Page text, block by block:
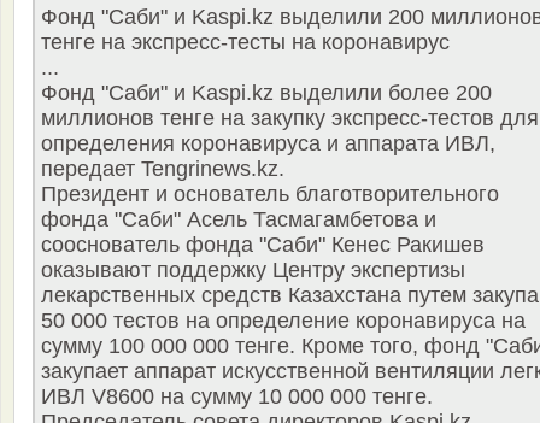
Фонд "Саби" и Kaspi.kz выделили 200
тенге на экспресс-тесты на коронавирус
...
Фонд "Саби" и Kaspi.kz выделили более 200
миллионов тенге на закупку экспресс-тестов для
определения коронавируса и аппарата ИВЛ,
передает Tengrinews.kz.
Президент и основатель благотворительного
фонда "Саби" Асель Тасмагамбетова и
сооснователь фонда "Саби" Кенес Ракишев
оказывают поддержку Центру экспертизы
лекарственных средств Казахстана путем закупа
50 000 тестов на определение коронавируса на
сумму 100 000 000 тенге. Кроме того, фонд
закупает аппарат искусственной вентиляции
ИВЛ V8600 на сумму 10 000 000 тенге.